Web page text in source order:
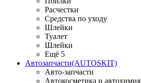
Расчестки
Средства по уходу
Шлейки
Туалет
Шлейки
Ещё 5
Автозапчасти(AUTOSKIT)
Авто-запчасти
Автокосметика и автохимия